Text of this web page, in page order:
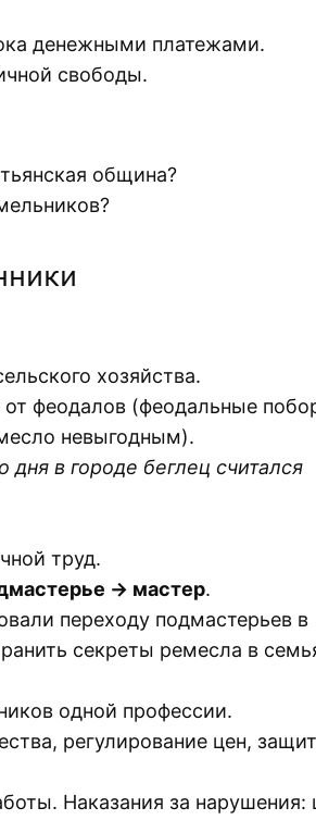
денежными платежами.
свободы.
община?
хозяйства.
от феодалов (феодальные
невыгодным).
дня в городе беглец считался
труд.
→ мастер.
переходу подмастерьев в
секреты ремесла в
одной профессии.
регулирование цен,
Наказания за